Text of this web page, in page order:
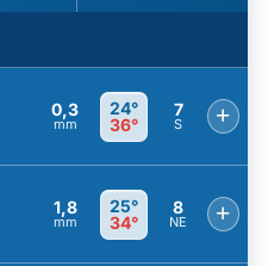
0,3
mm
24°
36°
7
S +
1,8
mm
25°
34°
8
NE +